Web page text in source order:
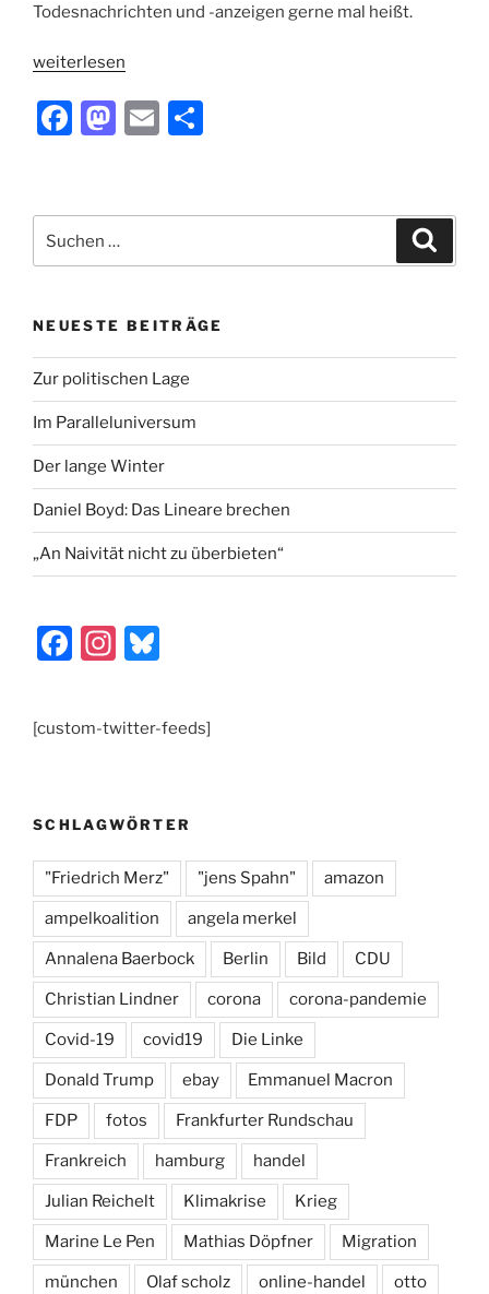
Todesnachrichten und -anzeigen gerne mal heißt.
„Zeitreise
weiterlesen
F
e
b
o
k
M
o
d
n
E
l
n
nach:
NEUESTE BEITRÄGE
Zur politischen Lage
Im Paralleluniversum
Der lange Winter
Daniel Boyd: Das Lineare brechen
„An Naivität nicht zu überbieten“
F
e
o
o
k
In
a
gr
m
e
s
y
[custom-twitter-feeds]
SCHLAGWÖRTER
"Friedrich Merz" "jens Spahn" amazon
ampelkoalition angela merkel
Annalena Baerbock Berlin Bild CDU
Christian Lindner corona corona-pandemie
Covid-19 covid19 Die Linke
Donald Trump ebay Emmanuel Macron
FDP fotos Frankfurter Rundschau
Frankreich hamburg handel
Julian Reichelt Klimakrise Krieg
Marine Le Pen Mathias Döpfner Migration
münchen Olaf scholz online-handel otto